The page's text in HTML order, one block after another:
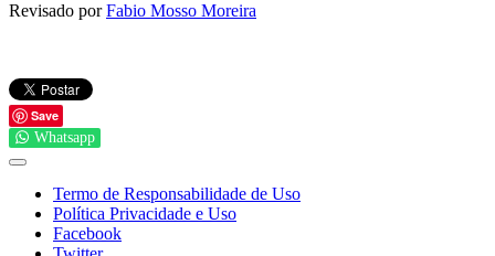
Revisado porFabio Mosso Moreira
Save
Whatsapp
Termo de Responsabilidade de Uso
Política Privacidade e Uso
Facebook